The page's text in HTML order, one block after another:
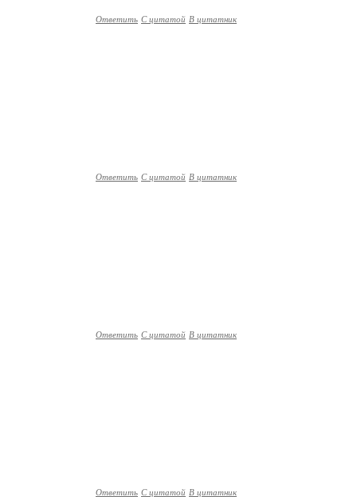
Ответить С цитатой В цитатник
Ответить С цитатой В цитатник
Ответить С цитатой В цитатник
Ответить С цитатой В цитатник